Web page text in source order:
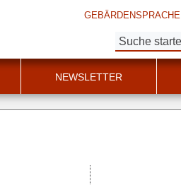
GEBÄRDENSPRACHE
Suche:
NEWSLETTER